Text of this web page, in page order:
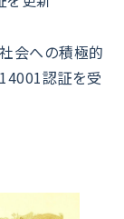
会への積極的
認証を受